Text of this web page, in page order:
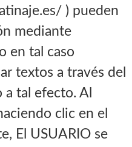
) pueden
mediante
en tal caso
textos a través del
tal efecto. Al
clic en el
El USUARIO se